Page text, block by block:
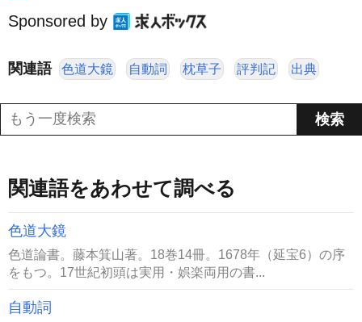
Sponsored by
関連語 色道大鏡 自動詞 枕草子 評判記 出典
関連語をあわせて調べる
色道大鏡
色道論書。藤本箕山著。18巻14冊。1678年（延宝6）の序
をもつ。17世紀初頭は実用・娯楽両用の書...
自動詞